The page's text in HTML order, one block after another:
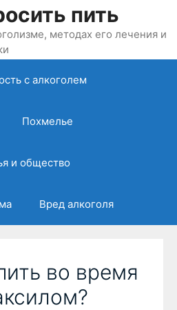
пить
методах его лечения и
с алкоголем
Похмелье
и общество
Вред алкоголя
во время